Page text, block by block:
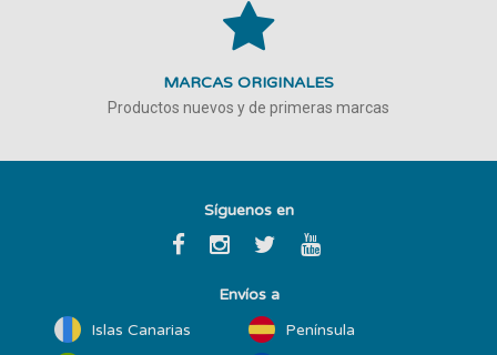
MARCAS ORIGINALES
Productos nuevos y de primeras marcas
Síguenos en
Envíos a
Islas Canarias
Península